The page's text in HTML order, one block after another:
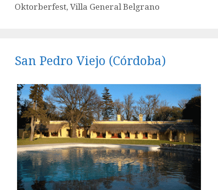
Oktorberfest, Villa General Belgrano
San Pedro Viejo (Córdoba)